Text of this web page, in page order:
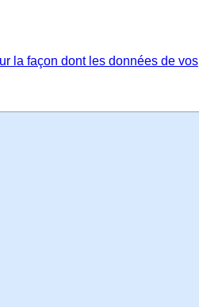
la façon dont les données de vos